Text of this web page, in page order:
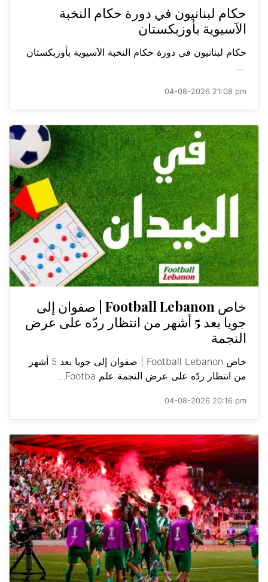
حكام لبنانيون في دورة حكام النخبة
الآسيوية بأوزبكستان
حكام لبنانيون في دورة حكام النخبة الآسيوية بأوزبكستان
...
04-08-2026 21:08 pm
خاص Football Lebanon | صفوان إلى
جويا بعد 5 أشهر من انتظار ردّه على عرض
النجمة
خاص Football Lebanon | صفوان إلى جويا بعد 5 أشهر
من انتظار ردّه على عرض النجمة علم Footba...
04-08-2026 20:16 pm